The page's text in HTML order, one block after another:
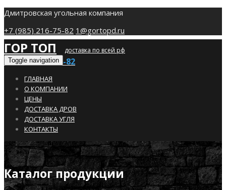
Дмитровская угольная компания
+7 (985) 216-75-82 1@gortopd.ru
ГОР ТОП доставка по всей рф
+7 (985) 216-75-82
Toggle navigation
ГЛАВНАЯ
О КОМПАНИИ
ЦЕНЫ
ДОСТАВКА ДРОВ
ДОСТАВКА УГЛЯ
КОНТАКТЫ
Каталог продукции